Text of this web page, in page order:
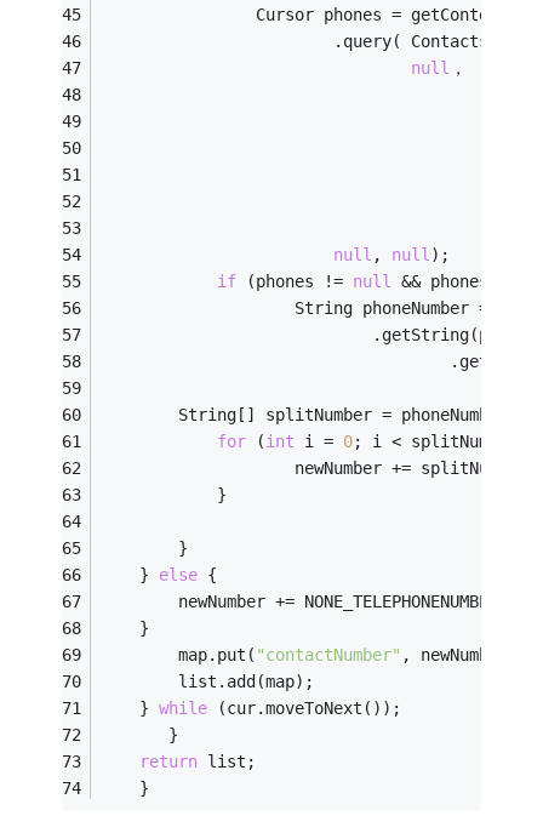
Cursor phones =
.query(
null
null , null);
if (phones != null &&
String phoneNumber =
							.getString(phones
String[] splitNumber =
for (int i = 0; i <
newNumber +=
			}
		}
	}
else {
		newNumber += NONE_TELEPHONENUMBER;
	}
		map.put(
"contactNumber" , newNumber);
		list.add(map);
	}
while (cur.moveToNext());
       }
return list;
	}